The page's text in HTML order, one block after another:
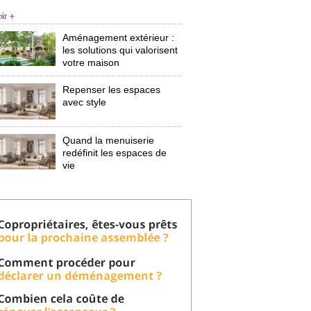
+
Aménagement extérieur :
les solutions qui valorisent
votre maison
Repenser les espaces
avec style
Quand la menuiserie
redéfinit les espaces de
vie